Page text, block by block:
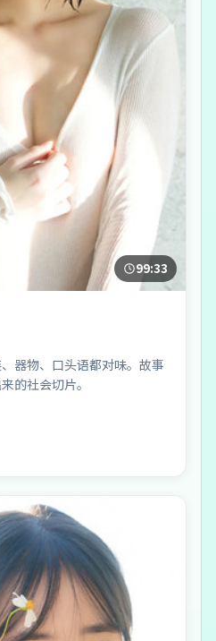
99:33
器物、口头语都对味。故事
的社会切片。